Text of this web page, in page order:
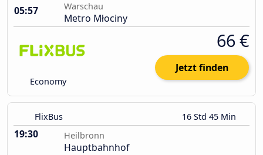
05:57
Warschau
Metro Młociny
Economy
66 €
Jetzt finden
FlixBus 16 Std 45 Min
19:30 Heilbronn
Hauptbahnhof